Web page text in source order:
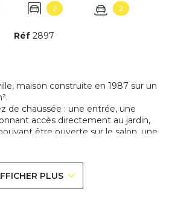
2 2
Réf 2897
maison construite en 1987 sur un
de chaussée : une entrée, une
accès directement au jardin,
être ouverte sur le salon, une
qui pourrait être divisé en deux,
et salle de bains avec wc.
d'aménager une pièce (eau +
PLUS